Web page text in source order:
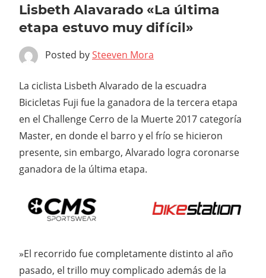
Lisbeth Alavarado «La última
etapa estuvo muy difícil»
Posted bySteeven Mora
La ciclista Lisbeth Alvarado de la escuadra
Bicicletas Fuji fue la ganadora de la tercera etapa
en el Challenge Cerro de la Muerte 2017 categoría
Master, en donde el barro y el frío se hicieron
presente, sin embargo, Alvarado logra coronarse
ganadora de la última etapa.
»El recorrido fue completamente distinto al año
pasado, el trillo muy complicado además de la